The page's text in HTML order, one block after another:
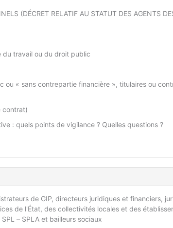
(DÉCRET RELATIF AU STATUT DES AGENTS
travail ou du droit public
ou « sans contrepartie financière », titulaires ou
contrat)
: quels points de vigilance ? Quelles questions ?
de GIP, directeurs juridiques et financiers,
de l'État, des collectivités locales et des
– SPLA et bailleurs sociaux